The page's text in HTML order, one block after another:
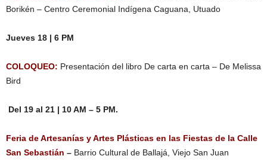
Borikén – Centro Ceremonial Indígena Caguana, Utuado
Jueves 18 | 6 PM
COLOQUEO: Presentación del libro De carta en carta – De Melissa
Bird
Del 19 al 21 | 10 AM – 5 PM.
Feria de Artesanías y Artes Plásticas en las Fiestas de la Calle
San Sebastián – Barrio Cultural de Ballajá, Viejo San Juan